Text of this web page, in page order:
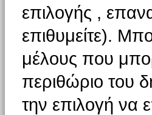
επιλογής ,
επιθυμείτε).
μέλους που
περιθώριο του
την επιλογή να